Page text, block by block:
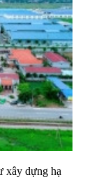
xây dựng hạ